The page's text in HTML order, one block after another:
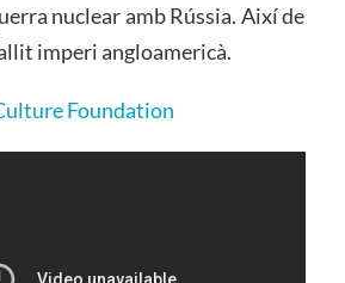
nuclear amb Rússia. Així de
imperi angloamericà.
Foundation